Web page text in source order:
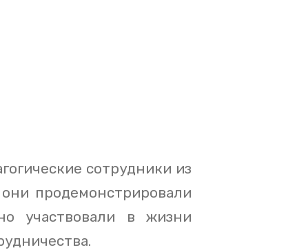
сотрудники из
продемонстрировали
участвовали в жизни